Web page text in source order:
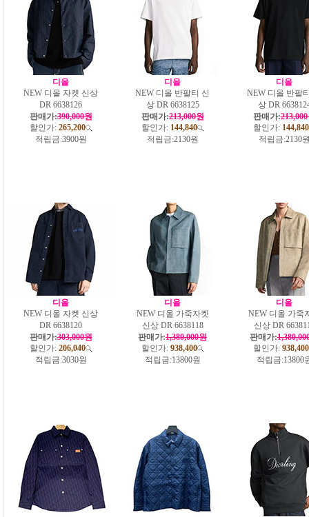
디올
NEW 디올 자켓 신상
DR 6638126
판매가:390,000원
할인가: 265,200
적립금:3900원
디올
NEW 디올 반팔티 신
상 DR 6638125
판매가:213,000원
할인가: 144,840
적립금:2130원
디올
NEW 디올 반팔
상 DR
판매가:
할인가: 144,840
적립금:2130
디올
NEW 디올 자켓 신상
DR 6638120
판매가:303,000원
할인가: 206,040
적립금:3030원
디올
NEW 디올 가죽자켓
신상 DR 6638118
판매가:1,380,000원
할인가: 938,400
적립금:13800원
디올
NEW 디올 가죽
신상 DR
판매가:
할인가: 938,400
적립금:13800